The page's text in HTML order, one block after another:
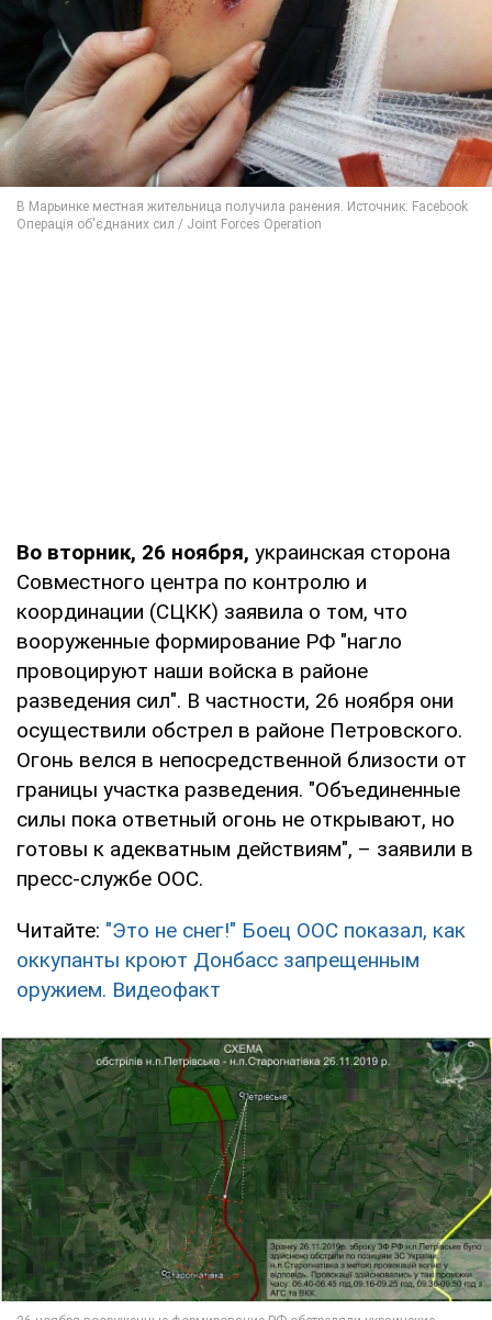
Во вторник, 26 ноября, украинская сторона
Совместного центра по контролю и
координации (СЦКК) заявила о том, что
вооруженные формирование РФ "нагло
провоцируют наши войска в районе
разведения сил". В частности, 26 ноября они
осуществили обстрел в районе Петровского.
Огонь велся в непосредственной близости от
границы участка разведения. "Объединенные
силы пока ответный огонь не открывают, но
готовы к адекватным действиям", – заявили в
пресс-службе ООС.
Читайте: "Это не снег!" Боец ООС показал, как
оккупанты кроют Донбасс запрещенным
оружием. Видеофакт